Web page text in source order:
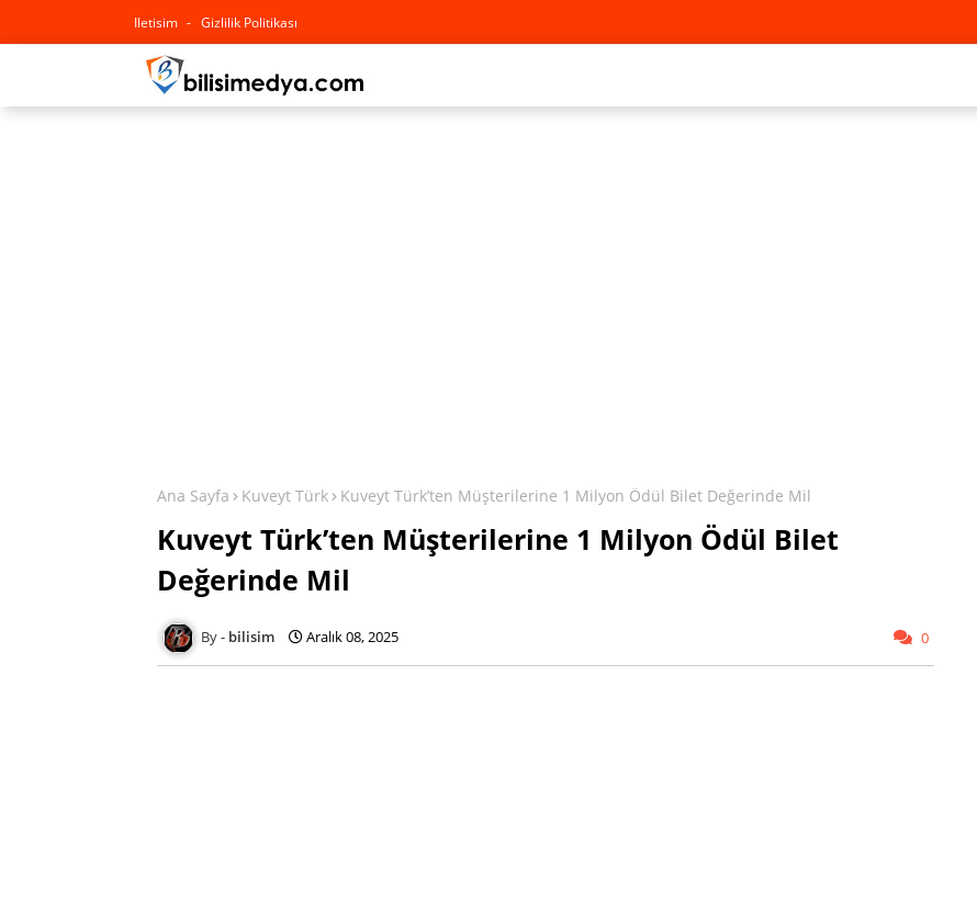
Iletisim Gizlilik Politikası
Ana Sayfa Kuveyt Türk Kuveyt Türk’ten Müşterilerine 1 Milyon Ödül Bilet Değerinde Mil
Kuveyt Türk’ten Müşterilerine 1 Milyon Ödül Bilet
Değerinde Mil
bilisim Aralık 08, 2025 0